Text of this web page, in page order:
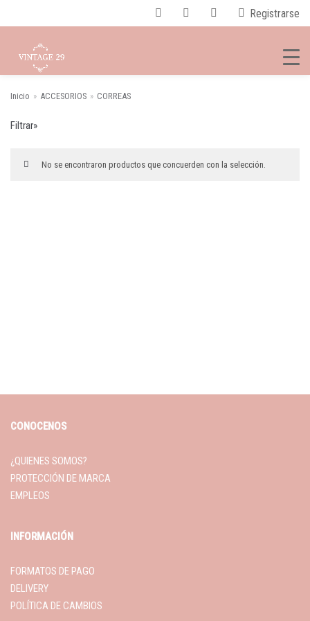
Registrarse
al
Inicio » ACCESORIOS » CORREAS
Filtrar»
No se encontraron productos que concuerden con la selección.
CONOCENOS
¿QUIENES SOMOS?
PROTECCIÓN DE MARCA
EMPLEOS
INFORMACIÓN
FORMATOS DE PAGO
DELIVERY
POLÍTICA DE CAMBIOS